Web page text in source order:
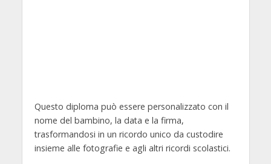
Questo diploma può essere personalizzato con il
nome del bambino, la data e la firma,
trasformandosi in un ricordo unico da custodire
insieme alle fotografie e agli altri ricordi scolastici.